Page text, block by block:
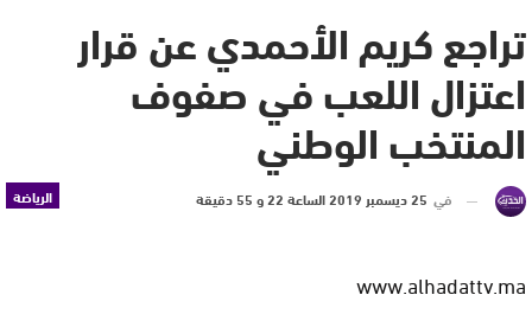
تراجع كريم الأحمدي عن قرار
اعتزال اللعب في صفوف
المنتخب الوطني
الرياضة في 25 ديسمبر 2019 الساعة 22 و 55 دقيقة
www.alhadattv.ma